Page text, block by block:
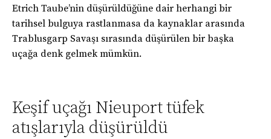
Etrich Taube’nin düşürüldüğüne dair herhangi bir
tarihsel bulguya rastlanmasa da kaynaklar arasında
Trablusgarp Savaşı sırasında düşürülen bir başka
uçağa denk gelmek mümkün.
Keşif uçağı Nieuport tüfek
atışlarıyla düşürüldü